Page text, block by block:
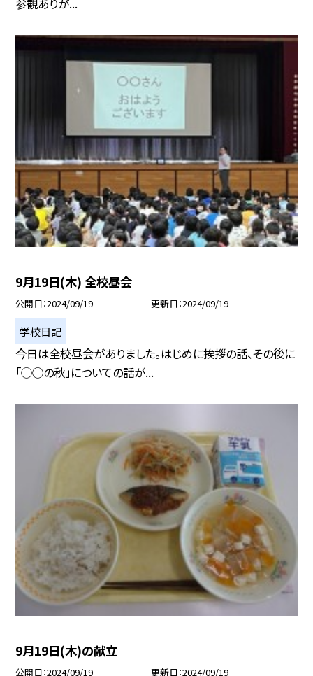
9月19日(木) 全校昼会
公開日 2024/09/19 更新日 2024/09/19
学校日記
今日は全校昼会がありました。はじめに挨拶の話、その後に
「◯◯の秋」についての話が...
9月19日(木)の献立
公開日 2024/09/19 更新日 2024/09/19